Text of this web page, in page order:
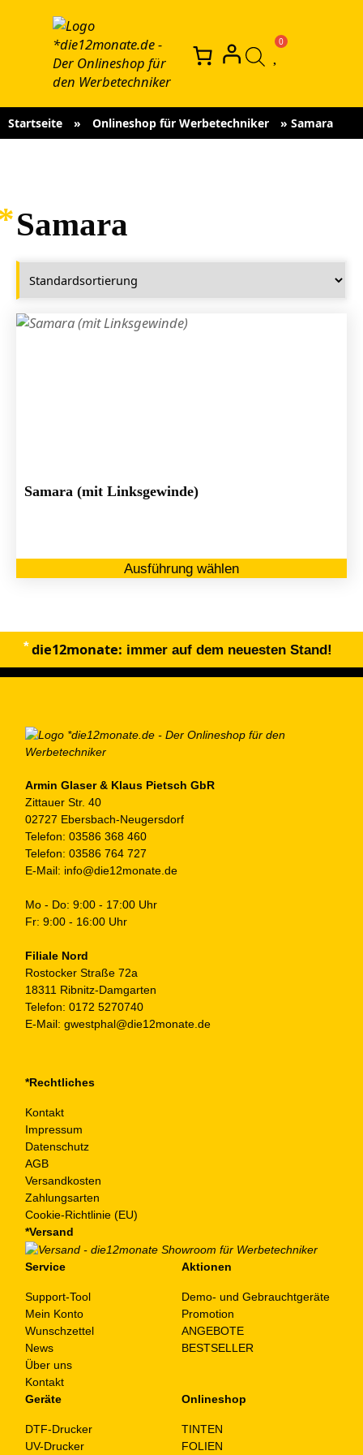
Startseite » Onlineshop für Werbetechniker » Samara
Samara
Samara (mit Linksgewinde)
Ausführung wählen
die12monate: immer auf dem neuesten Stand!
Armin Glaser & Klaus Pietsch GbR
Zittauer Str. 40
02727 Ebersbach-Neugersdorf
Telefon: 03586 368 460
Telefon: 03586 764 727
E-Mail: info@die12monate.de
Mo - Do: 9:00 - 17:00 Uhr
Fr: 9:00 - 16:00 Uhr
Filiale Nord
Rostocker Straße 72a
18311 Ribnitz-Damgarten
Telefon: 0172 5270740
E-Mail: gwestphal@die12monate.de
*Rechtliches
Kontakt
Impressum
Datenschutz
AGB
Versandkosten
Zahlungsarten
Cookie-Richtlinie (EU)
*Versand
Service
Support-Tool
Mein Konto
Wunschzettel
News
Über uns
Kontakt
Aktionen
Demo- und Gebrauchtgeräte
Promotion
ANGEBOTE
BESTSELLER
Geräte
DTF-Drucker
UV-Drucker
Onlineshop
TINTEN
FOLIEN